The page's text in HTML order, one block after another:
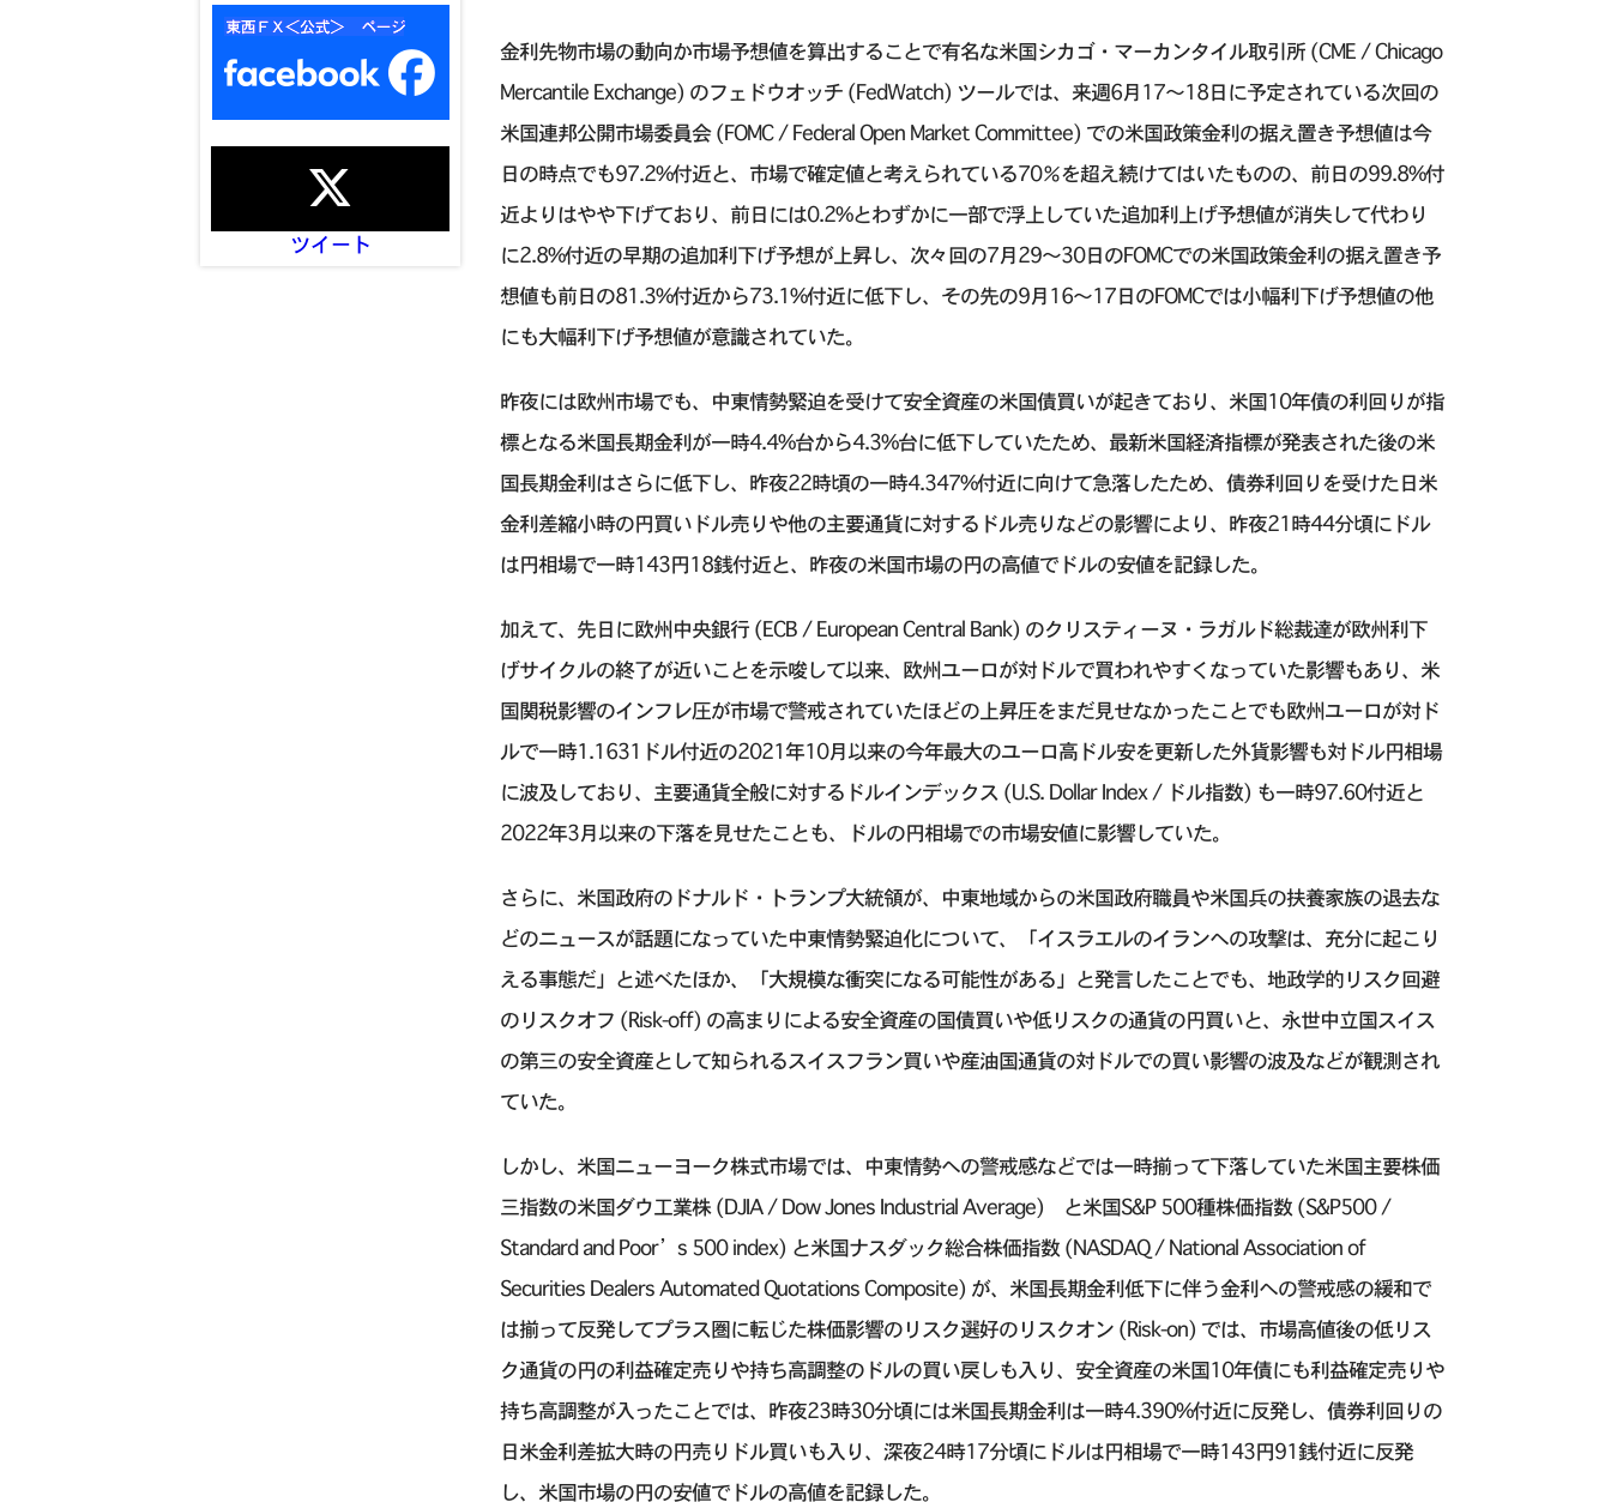
ツイート
金利先物市場の動向か市場予想値を算出することで有名な米国シカゴ・マーカンタイル取引所 (CME / Chicago
Mercantile Exchange) のフェドウオッチ (FedWatch) ツールでは、来週6月17〜18日に予定されている次回の
米国連邦公開市場委員会 (FOMC / Federal Open Market Committee) での米国政策金利の据え置き予想値は今
日の時点でも97.2%付近と、市場で確定値と考えられている70％を超え続けてはいたものの、前日の99.8%付
近よりはやや下げており、前日には0.2%とわずかに一部で浮上していた追加利上げ予想値が消失して代わり
に2.8%付近の早期の追加利下げ予想が上昇し、次々回の7月29〜30日のFOMCでの米国政策金利の据え置き予
想値も前日の81.3%付近から73.1%付近に低下し、その先の9月16〜17日のFOMCでは小幅利下げ予想値の他
にも大幅利下げ予想値が意識されていた。
昨夜には欧州市場でも、中東情勢緊迫を受けて安全資産の米国債買いが起きており、米国10年債の利回りが指
標となる米国長期金利が一時4.4%台から4.3%台に低下していたため、最新米国経済指標が発表された後の米
国長期金利はさらに低下し、昨夜22時頃の一時4.347%付近に向けて急落したため、債券利回りを受けた日米
金利差縮小時の円買いドル売りや他の主要通貨に対するドル売りなどの影響により、昨夜21時44分頃にドル
は円相場で一時143円18銭付近と、昨夜の米国市場の円の高値でドルの安値を記録した。
加えて、先日に欧州中央銀行 (ECB / European Central Bank) のクリスティーヌ・ラガルド総裁達が欧州利下
げサイクルの終了が近いことを示唆して以来、欧州ユーロが対ドルで買われやすくなっていた影響もあり、米
国関税影響のインフレ圧が市場で警戒されていたほどの上昇圧をまだ見せなかったことでも欧州ユーロが対ド
ルで一時1.1631ドル付近の2021年10月以来の今年最大のユーロ高ドル安を更新した外貨影響も対ドル円相場
に波及しており、主要通貨全般に対するドルインデックス (U.S. Dollar Index / ドル指数) も一時97.60付近と
2022年3月以来の下落を見せたことも、ドルの円相場での市場安値に影響していた。
さらに、米国政府のドナルド・トランプ大統領が、中東地域からの米国政府職員や米国兵の扶養家族の退去な
どのニュースが話題になっていた中東情勢緊迫化について、「イスラエルのイランへの攻撃は、充分に起こり
える事態だ」と述べたほか、「大規模な衝突になる可能性がある」と発言したことでも、地政学的リスク回避
のリスクオフ (Risk-off) の高まりによる安全資産の国債買いや低リスクの通貨の円買いと、永世中立国スイス
の第三の安全資産として知られるスイスフラン買いや産油国通貨の対ドルでの買い影響の波及などが観測され
ていた。
しかし、米国ニューヨーク株式市場では、中東情勢への警戒感などでは一時揃って下落していた米国主要株価
三指数の米国ダウ工業株 (DJIA / Dow Jones Industrial Average) と米国S&P 500種株価指数 (S&P500 /
Standard and Poor’s 500 index) と米国ナスダック総合株価指数 (NASDAQ / National Association of
Securities Dealers Automated Quotations Composite) が、米国長期金利低下に伴う金利への警戒感の緩和で
は揃って反発してプラス圏に転じた株価影響のリスク選好のリスクオン (Risk-on) では、市場高値後の低リス
ク通貨の円の利益確定売りや持ち高調整のドルの買い戻しも入り、安全資産の米国10年債にも利益確定売りや
持ち高調整が入ったことでは、昨夜23時30分頃には米国長期金利は一時4.390%付近に反発し、債券利回りの
日米金利差拡大時の円売りドル買いも入り、深夜24時17分頃にドルは円相場で一時143円91銭付近に反発
し、米国市場の円の安値でドルの高値を記録した。